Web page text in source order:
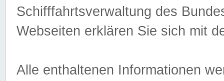
Schifffahrtsverwaltung des
Webseiten erklären Sie sich mit
Alle enthaltenen Informationen